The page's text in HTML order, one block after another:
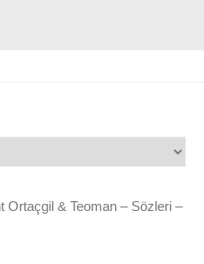
Ortaçgil & Teoman – Sözleri –